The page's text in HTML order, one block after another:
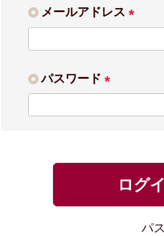
メールアドレス
必
パスワード
必
ログ
パ